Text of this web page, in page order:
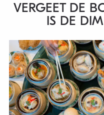
VERGEET DE
IS DE